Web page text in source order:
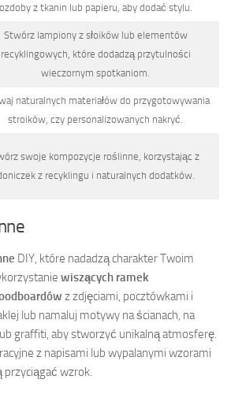
ozdoby z tkanin lub papieru, aby dodać stylu.
Stwórz lampiony z słoików lub elementów
recyklingowych, które dodadzą przytulności
wieczornym spotkaniom.
naturalnych materiałów do przygotowywania
stroików, czy personalizowanych nakryć.
swoje kompozycje roślinne, korzystając z
z recyklingu i naturalnych dodatków.
DIY, które nadadzą charakter Twoim
wiszących ramek
z zdjęciami, pocztówkami i
lub namaluj motywy na ścianach, na
graffiti, aby stworzyć unikalną atmosferę.
z napisami lub wypalanymi wzorami
wzrok.